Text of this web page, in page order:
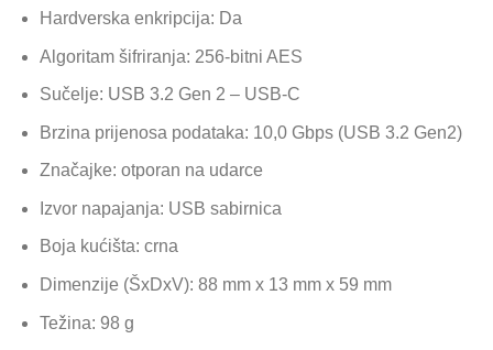
Hardverska enkripcija: Da
Algoritam šifriranja: 256-bitni AES
Sučelje: USB 3.2 Gen 2 – USB-C
Brzina prijenosa podataka: 10,0 Gbps (USB 3.2 Gen2)
Značajke: otporan na udarce
Izvor napajanja: USB sabirnica
Boja kućišta: crna
Dimenzije (ŠxDxV): 88 mm x 13 mm x 59 mm
Težina: 98 g